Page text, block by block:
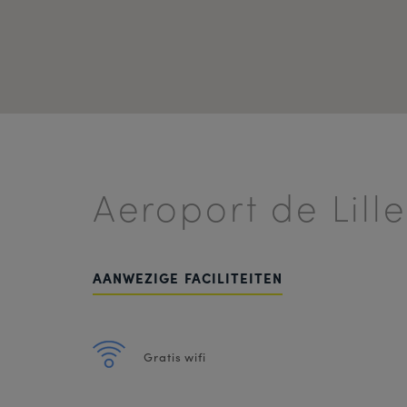
Aeroport de Lille
AANWEZIGE FACILITEITEN
Gratis wifi